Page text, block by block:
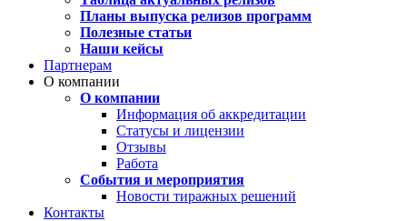
Планы выпуска релизов программ
Полезные статьи
Наши кейсы
Партнерам
О компании
О компании
Информация об аккредитации
Статусы и лицензии
Отзывы
Работа
События и мероприятия
Новости тиражных решений
Контакты